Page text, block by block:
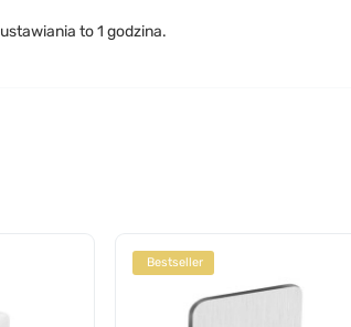
to 1 godzina.
Bestseller